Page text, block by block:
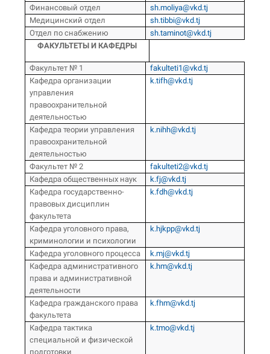
Финансовый отдел
sh.moliya@vkd.tj
Медицинский отдел
sh.tibbi@vkd.tj
Отдел по снабжению
sh.taminot@vkd.tj
ФАКУЛЬТЕТЫ И КАФЕДРЫ
Факультет № 1
fakulteti1@vkd.tj
Кафедра организации
управления
правоохранительной
деятельностью
k.tifh@vkd.tj
Кафедра теории управления
правоохранительной
деятельностью
k.nihh@vkd.tj
Факультет № 2
fakulteti2@vkd.tj
Кафедра общественных наук
k.fj@vkd.tj
Кафедра государственно-
правовых дисциплин
факультета
k.fdh@vkd.tj
Кафедра уголовного права,
криминологии и психологии
k.hjkpp@vkd.tj
Кафедра уголовного процесса
k.mj@vkd.tj
Кафедра административного
права и административной
деятельности
k.hm@vkd.tj
Кафедра гражданского права
факультета
k.fhm@vkd.tj
Кафедра тактика
специальной и физической
подготовки
k.tmo@vkd.tj